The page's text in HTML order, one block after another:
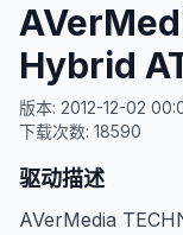
Hybrid
版本: 2012-12-02
下载次数: 18590
驱动描述
AVerMedia